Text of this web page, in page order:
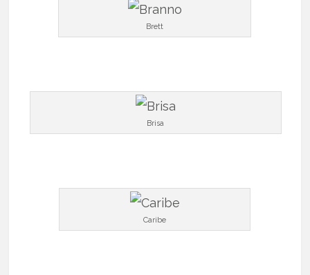
Brett
Brisa
Caribe